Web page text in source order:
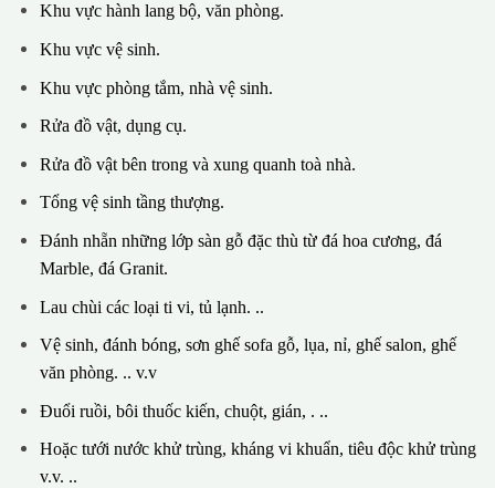
Khu vực hành lang bộ, văn phòng.
Khu vực vệ sinh.
Khu vực phòng tắm, nhà vệ sinh.
Rửa đồ vật, dụng cụ.
Rửa đồ vật bên trong và xung quanh toà nhà.
Tổng vệ sinh tầng thượng.
Đánh nhẵn những lớp sàn gỗ đặc thù từ đá hoa cương, đá
Marble, đá Granit.
Lau chùi các loại ti vi, tủ lạnh. ..
Vệ sinh, đánh bóng, sơn ghế sofa gỗ, lụa, nỉ, ghế salon, ghế
văn phòng. .. v.v
Đuổi ruồi, bôi thuốc kiến, chuột, gián, . ..
Hoặc tưới nước khử trùng, kháng vi khuẩn, tiêu độc khử trùng
v.v. ..